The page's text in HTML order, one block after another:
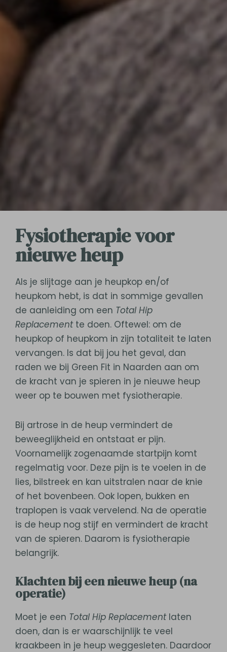
Fysiotherapie voor
nieuwe heup
Als je slijtage aan je heupkop en/of
heupkom hebt, is dat in sommige gevallen
de aanleiding om een Total Hip
Replacementte doen. Oftewel: om de
heupkop of heupkom in zijn totaliteit te laten
vervangen. Is dat bij jou het geval, dan
raden we bij Green Fit in Naarden aan om
de kracht van je spieren in je nieuwe heup
weer op te bouwen met fysiotherapie.
Bij artrose in de heup vermindert de
beweeglijkheid en ontstaat er pijn.
Voornamelijk zogenaamde startpijn komt
regelmatig voor. Deze pijn is te voelen in de
lies, bilstreek en kan uitstralen naar de knie
of het bovenbeen. Ook lopen, bukken en
traplopen is vaak vervelend. Na de operatie
is de heup nog stijf en vermindert de kracht
van de spieren. Daarom is fysiotherapie
belangrijk.
Klachten bij een nieuwe heup (na
operatie)
Moet je een Total Hip Replacementlaten
doen, dan is er waarschijnlijk te veel
kraakbeen in je heup weggesleten. Daardoor